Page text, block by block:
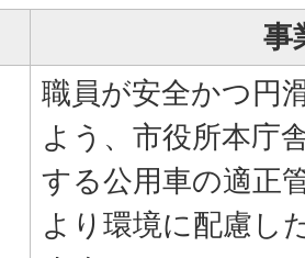
事
職員が安全かつ円
よう、市役所本庁
する公用車の適正
より環境に配慮し